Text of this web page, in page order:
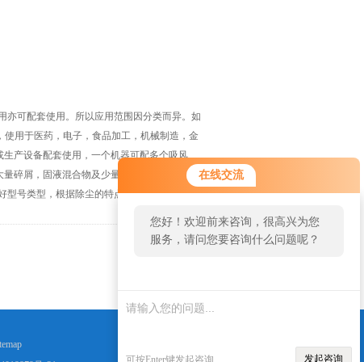
在线交流
您好！欢迎前来咨询，很高兴为您
服务，请问您要咨询什么问题呢？
可按Enter键发起咨询 发起咨询
亦可配套使用。所以应用范围因分类而异。如
用于医药，电子，食品加工，机械制造，金
产设备配套使用，一个机器可配多个吸风
碎屑，固液混合物及少量液体等物质。适用
型号类型，根据除尘的特点选择合适的类型。